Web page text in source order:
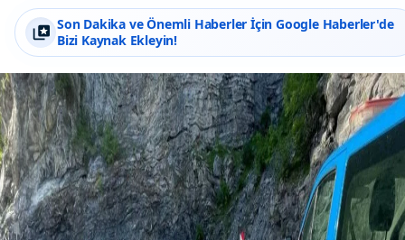
Son Dakika ve Önemli Haberler İçin Google Haberler'de
Bizi Kaynak Ekleyin!